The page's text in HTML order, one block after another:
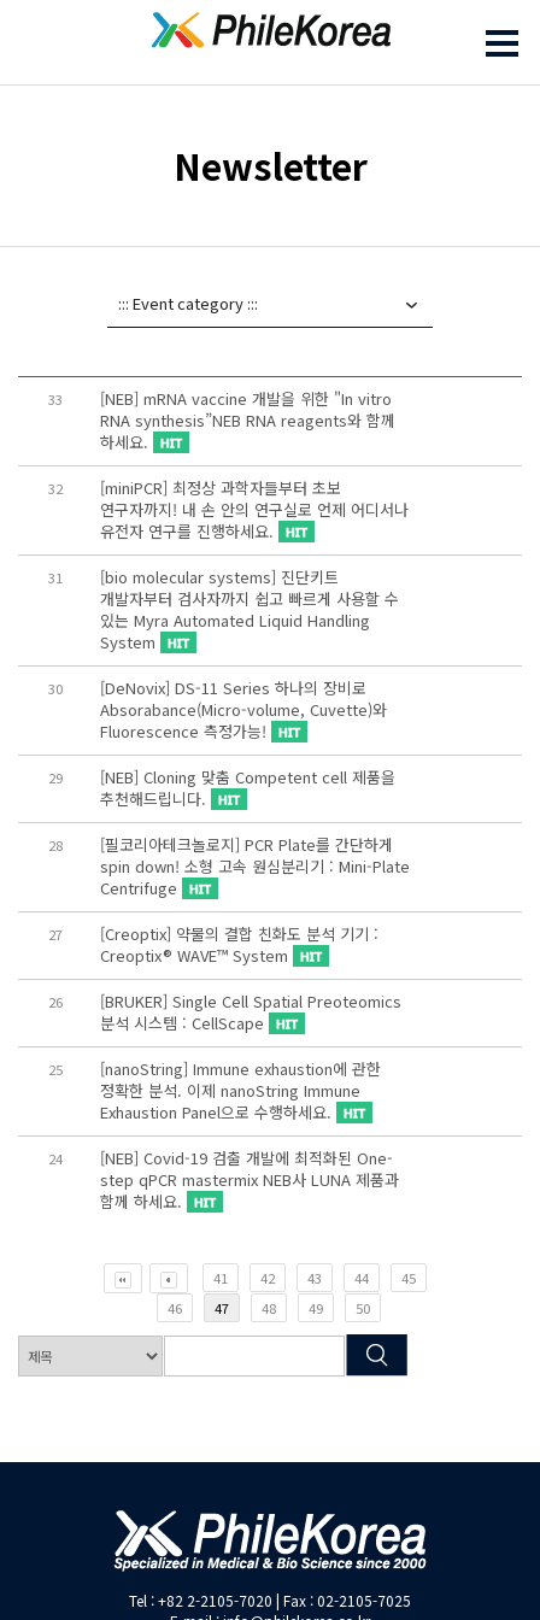
Newsletter
33
[NEB] mRNA vaccine 개발을 위한 "In vitro
RNA synthesis”NEB RNA reagents와 함께
하세요.
32
[miniPCR] 최정상 과학자들부터 초보
연구자까지! 내 손 안의 연구실로 언제 어디서나
유전자 연구를 진행하세요.
31
[bio molecular systems] 진단키트
개발자부터 검사자까지 쉽고 빠르게 사용할 수
있는 Myra Automated Liquid Handling
System
30
[DeNovix] DS-11 Series 하나의 장비로
Absorabance(Micro-volume, Cuvette)와
Fluorescence 측정가능!
29
[NEB] Cloning 맞춤 Competent cell 제품을
추천해드립니다.
28
[필코리아테크놀로지] PCR Plate를 간단하게
spin down! 소형 고속 원심분리기 : Mini-Plate
Centrifuge
27
[Creoptix] 약물의 결합 친화도 분석 기기 :
Creoptix® WAVE™ System
26
[BRUKER] Single Cell Spatial Preoteomics
분석 시스템 : CellScape
25
[nanoString] Immune exhaustion에 관한
정확한 분석. 이제 nanoString Immune
Exhaustion Panel으로 수행하세요.
24
[NEB] Covid-19 검출 개발에 최적화된 One-
step qPCR mastermix NEB사 LUNA 제품과
함께 하세요.
41 42 43 44
45
46
47 48 49 50
Tel : +82 2-2105-7020 | Fax : 02-2105-7025